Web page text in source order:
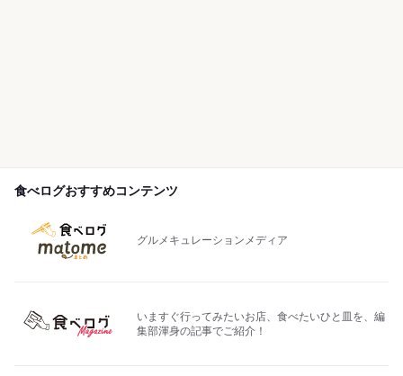
食べログおすすめコンテンツ
グルメキュレーションメディア
いますぐ行ってみたいお店、食べたいひと皿を、編
集部渾身の記事でご紹介！